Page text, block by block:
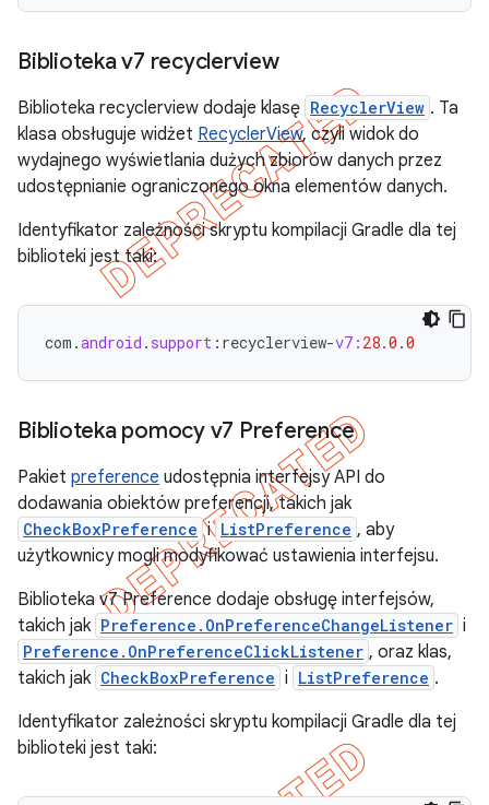
Biblioteka v7 recyclerview
Biblioteka recyclerview dodaje klasę RecyclerView . Ta
klasa obsługuje widżet RecyclerView, czyli widok do
wydajnego wyświetlania dużych zbiorów danych przez
udostępnianie ograniczonego okna elementów danych.
Identyfikator zależności skryptu kompilacji Gradle dla tej
biblioteki jest taki:
com .android . support : recyclerview-v7: 28.0 .0
Biblioteka pomocy v7 Preference
Pakiet preference udostępnia interfejsy API do
dodawania obiektów preferencji, takich jak
CheckBoxPreference i ListPreference , aby
użytkownicy mogli modyfikować ustawienia interfejsu.
Biblioteka v7 Preference dodaje obsługę interfejsów,
takich jak Preference.OnPreferenceChangeListener i
Preference.OnPreferenceClickListener , oraz klas,
takich jak CheckBoxPreference i ListPreference .
Identyfikator zależności skryptu kompilacji Gradle dla tej
biblioteki jest taki: